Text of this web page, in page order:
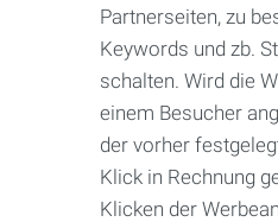
Partnerseiten, zu
Keywords und zb.
schalten. Wird die
einem Besucher
der vorher
Klick in Rechnung
Klicken der